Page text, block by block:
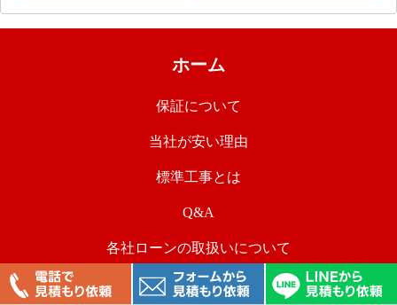
ホーム
保証について
当社が安い理由
標準工事とは
Q&A
各社ローンの取扱いについて
メーカーの選び方